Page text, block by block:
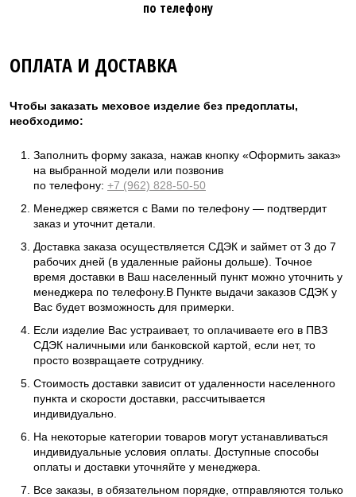
по телефону
ОПЛАТА И ДОСТАВКА
Чтобы заказать меховое изделие без предоплаты,
необходимо:
Заполнить форму заказа, нажав кнопку «Оформить заказ»
на выбранной модели или позвонив
по телефону: +7 (962) 828-50-50
Менеджер свяжется с Вами по телефону — подтвердит
заказ и уточнит детали.
Доставка заказа осуществляется СДЭК и займет от 3 до 7
рабочих дней (в удаленные районы дольше). Точное
время доставки в Ваш населенный пункт можно уточнить у
менеджера по телефону.В Пункте выдачи заказов СДЭК у
Вас будет возможность для примерки.
Если изделие Вас устраивает, то оплачиваете его в ПВЗ
СДЭК наличными или банковской картой, если нет, то
просто возвращаете сотруднику.
Стоимость доставки зависит от удаленности населенного
пункта и скорости доставки, рассчитывается
индивидуально.
На некоторые категории товаров могут устанавливаться
индивидуальные условия оплаты. Доступные способы
оплаты и доставки уточняйте у менеджера.
Все заказы, в обязательном порядке, отправляются только